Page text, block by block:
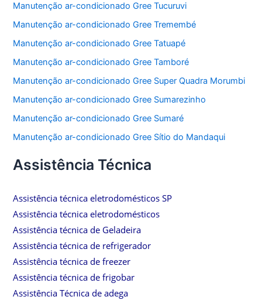
Manutenção ar-condicionado Gree Tucuruvi
Manutenção ar-condicionado Gree Tremembé
Manutenção ar-condicionado Gree Tatuapé
Manutenção ar-condicionado Gree Tamboré
Manutenção ar-condicionado Gree Super Quadra Morumbi
Manutenção ar-condicionado Gree Sumarezinho
Manutenção ar-condicionado Gree Sumaré
Manutenção ar-condicionado Gree Sítio do Mandaqui
Assistência Técnica
Assistência técnica eletrodomésticos SP
Assistência técnica eletrodomésticos
Assistência técnica de Geladeira
Assistência técnica de refrigerador
Assistência técnica de freezer
Assistência técnica de frigobar
Assistência Técnica de adega